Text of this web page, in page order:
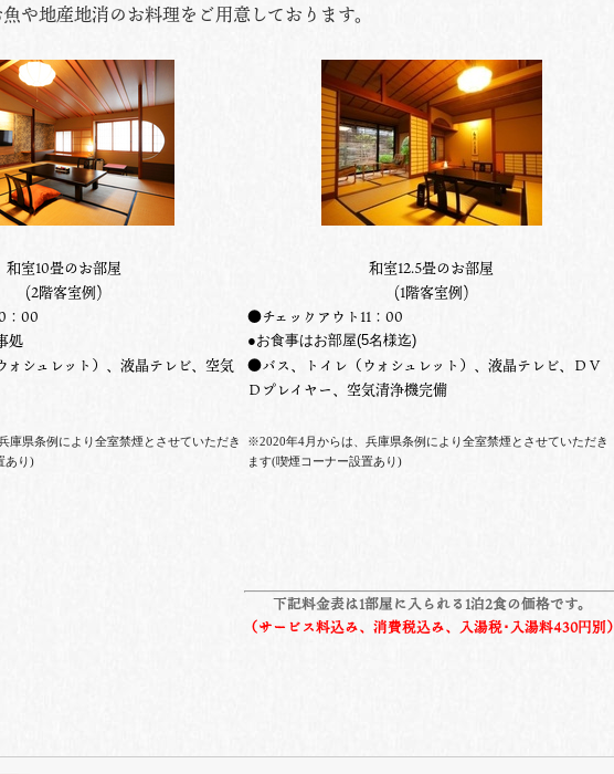
や地産地消のお料理をご用意しております。
和室10畳のお部屋
(2階客室例)
：00
処
シュレット）、液晶テレビ、空気
庫県条例により全室禁煙とさせていただき
あり)
和室12.5畳のお部屋
(1階客室例)
●チェックアウト11：00
●お食事はお部屋(5名様迄)
●バス、トイレ（ウォシュレット）、液晶テレビ、ＤＶ
Ｄプレイヤー、空気清浄機完備
※2020年4月からは、兵庫県条例により全室禁煙とさせていただき
ます(喫煙コーナー設置あり)
下記料金表は1部屋に入られる1泊2食の価格です。
（サービス料込み、消費税込み、入湯税･入湯料430円別）